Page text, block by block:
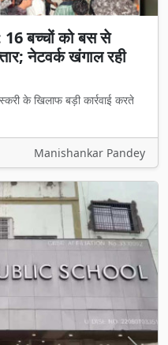
16 बच्चों को बस से
नेटवर्क खंगाल रही
के खिलाफ बड़ी कार्रवाई करते
Manishankar Pandey